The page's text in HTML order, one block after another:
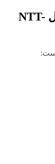
کاربردهای متر 5.5 متری نووا مدل NTT-